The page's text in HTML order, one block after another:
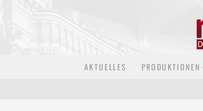
AKTUELLES PRODUKTIONEN